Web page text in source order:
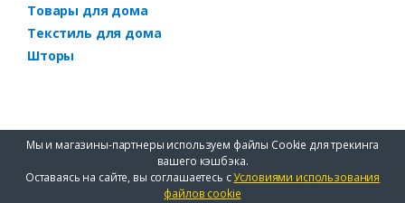
Товары для дома
Текстиль для дома
Шторы
Мы и магазины-партнеры используем файлы Cookie для трекинга
вашего кэшбэка.
Оставаясь на сайте, вы соглашаетесь сУсловиями использования
файлов cookie